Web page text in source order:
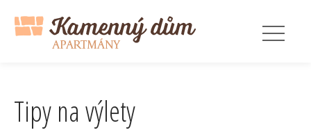
Tipy na výlety